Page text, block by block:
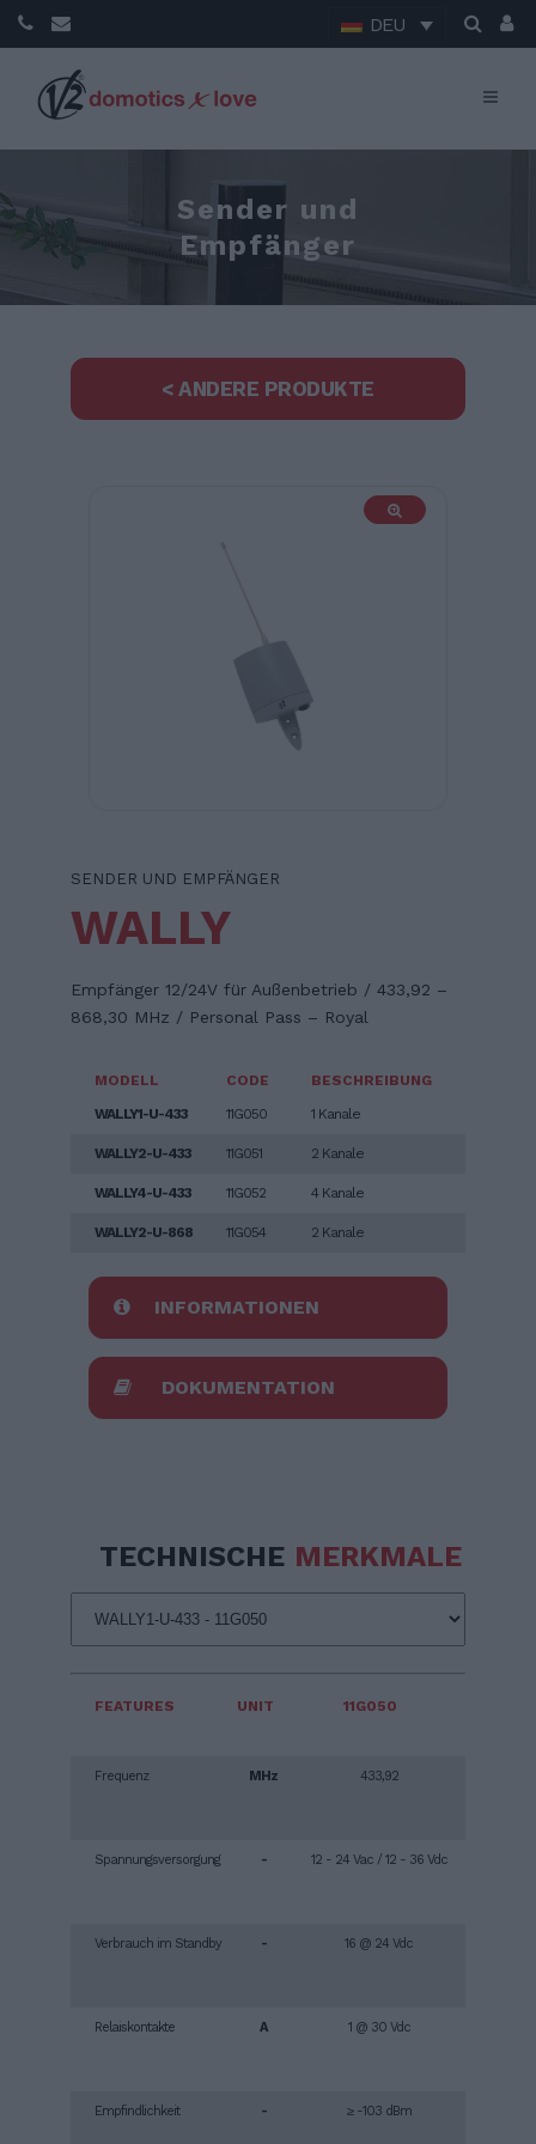
DEU
Sender und
Empfänger
< ANDERE PRODUKTE
SENDER UND EMPFÄNGER
WALLY
Empfänger 12/24V für Außenbetrieb / 433,92 –
868,30 MHz / Personal Pass – Royal
MODELL CODE
BESCHREIBUNG
WALLY1-U-433
11G050 1 Kanale
WALLY2-U-433 11G051 2 Kanale
WALLY4-U-433 11G052 4 Kanale
WALLY2-U-868 11G054 2 Kanale
INFORMATIONEN
DOKUMENTATION
TECHNISCHE MERKMALE
FEATURES
Frequenz
Spannungsversorgung
Verbrauch im Standby
Relaiskontakte
Empfindlichkeit
UNIT
MHz
-
-
A
-
11G050
433,92
12 - 24 Vac / 12 - 36 Vdc
16 @ 24 Vdc
1 @ 30 Vdc
≥ -103 dBm